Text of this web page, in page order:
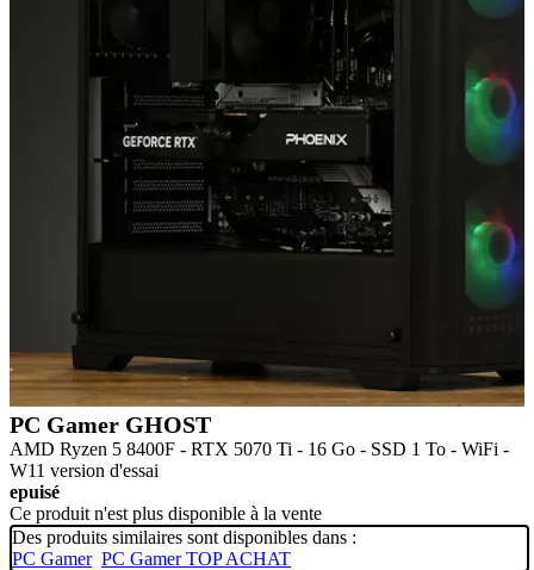
PC Gamer GHOST
AMD Ryzen 5 8400F - RTX 5070 Ti - 16 Go - SSD 1 To - WiFi -
W11 version d'essai
epuisé
Ce produit n'est plus disponible à la vente
Des produits similaires sont disponibles dans :
PC Gamer PC Gamer TOP ACHAT